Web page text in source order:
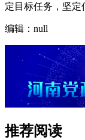
定目标任务，坚定
编辑：null
推荐阅读